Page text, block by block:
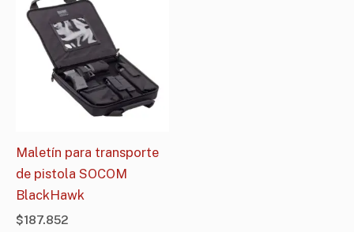
Maletín para transporte
de pistola SOCOM
BlackHawk
$187.852